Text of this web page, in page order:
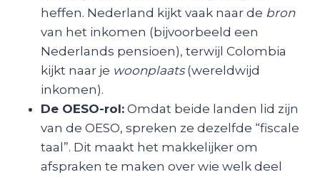
heffen. Nederland kijkt vaak naar de bron
van het inkomen (bijvoorbeeld een
Nederlands pensioen), terwijl Colombia
kijkt naar je woonplaats(wereldwijd
inkomen).
De OESO-rol:Omdat beide landen lid zijn
van de OESO, spreken ze dezelfde “fiscale
taal”. Dit maakt het makkelijker om
afspraken te maken over wie welk deel